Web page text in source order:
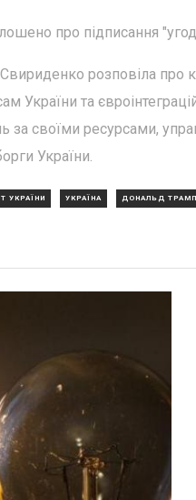
про підписання
розповіла про
України та
за своїми ресурсами,
України.
УКРАЇНИ УКРАЇНА ДОНАЛЬД ТРАМП